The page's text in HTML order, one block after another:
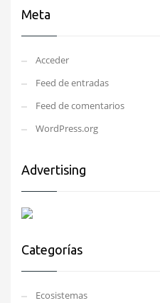
Meta
Acceder
Feed de entradas
Feed de comentarios
WordPress.org
Advertising
Categorías
Ecosistemas